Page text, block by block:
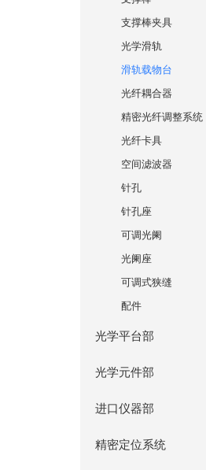
支撑棒夹具
光学滑轨
滑轨载物台
光纤耦合器
精密光纤调整系统
光纤卡具
空间滤波器
针孔
针孔座
可调光阑
光阑座
可调式狭缝
配件
光学平台部
光学元件部
进口仪器部
精密定位系统